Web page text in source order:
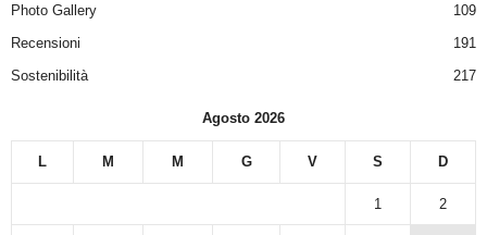
Photo Gallery
109
Recensioni
191
Sostenibilità
217
Agosto 2026
L M M G V S D
1 2